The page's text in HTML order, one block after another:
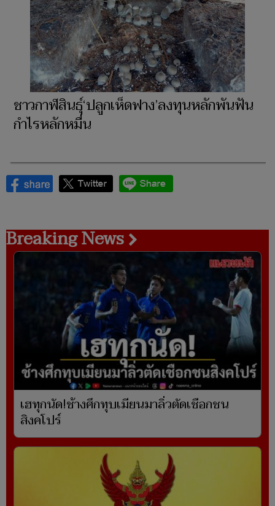
ชาวกาฬสินธุ์‘ปลูกเห็ดฟาง’ลงทุนหลักพันฟัน
กำไรหลักหมื่น
Breaking News
เฮทุกนัด!ช้างศึกทุบเมียนมาลิ่วตัดเชือกชน
สิงคโปร์